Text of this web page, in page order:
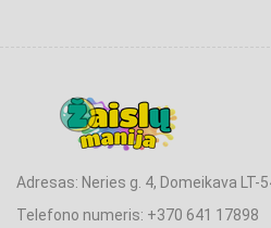
Adresas: Neries g. 4, Domeikava LT-
Telefono numeris: +370 641 17898